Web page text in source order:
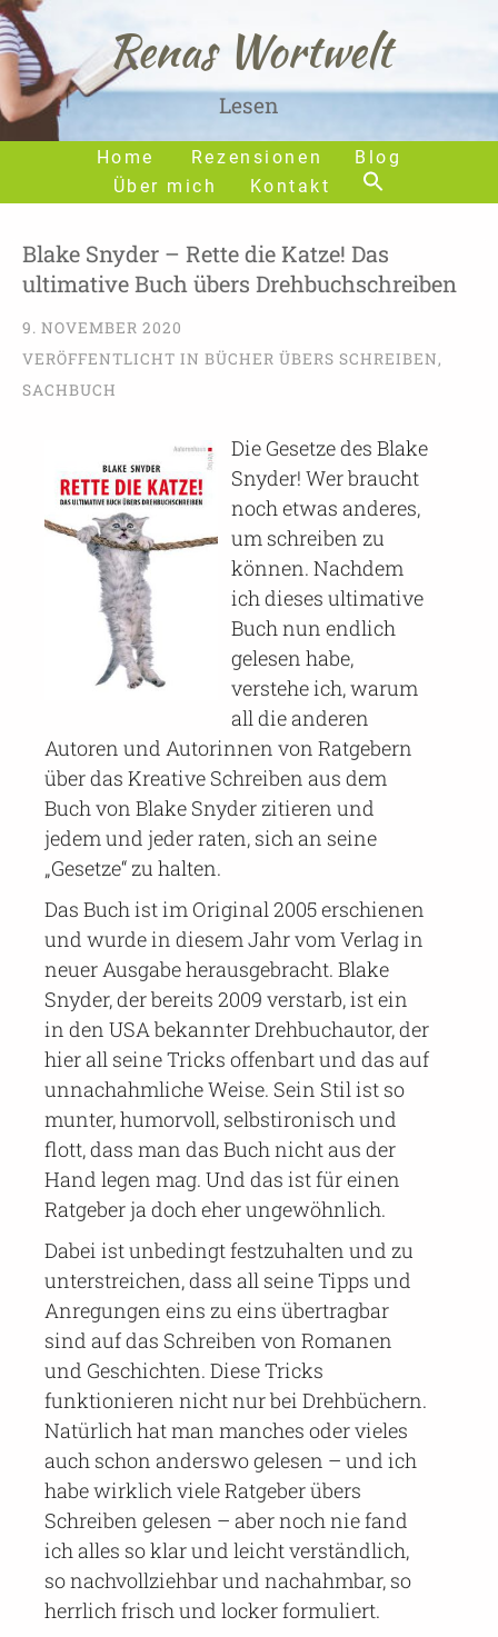
Home Rezensionen
Blog
Über mich
Kontakt
Renas Wortwelt
Lesen
Blake Snyder – Rette die Katze! Das
ultimative Buch übers Drehbuchschreiben
9. NOVEMBER 2020
VERÖFFENTLICHT IN BÜCHER ÜBERS SCHREIBEN,
SACHBUCH
Die Gesetze des Blake
Snyder! Wer braucht
noch etwas anderes,
um schreiben zu
können. Nachdem
ich dieses ultimative
Buch nun endlich
gelesen habe,
verstehe ich, warum
all die anderen
Autoren und Autorinnen von Ratgebern
über das Kreative Schreiben aus dem
Buch von Blake Snyder zitieren und
jedem und jeder raten, sich an seine
„Gesetze“ zu halten.
Das Buch ist im Original 2005 erschienen
und wurde in diesem Jahr vom Verlag in
neuer Ausgabe herausgebracht. Blake
Snyder, der bereits 2009 verstarb, ist ein
in den USA bekannter Drehbuchautor, der
hier all seine Tricks offenbart und das auf
unnachahmliche Weise. Sein Stil ist so
munter, humorvoll, selbstironisch und
flott, dass man das Buch nicht aus der
Hand legen mag. Und das ist für einen
Ratgeber ja doch eher ungewöhnlich.
Dabei ist unbedingt festzuhalten und zu
unterstreichen, dass all seine Tipps und
Anregungen eins zu eins übertragbar
sind auf das Schreiben von Romanen
und Geschichten. Diese Tricks
funktionieren nicht nur bei Drehbüchern.
Natürlich hat man manches oder vieles
auch schon anderswo gelesen – und ich
habe wirklich viele Ratgeber übers
Schreiben gelesen – aber noch nie fand
ich alles so klar und leicht verständlich,
so nachvollziehbar und nachahmbar, so
herrlich frisch und locker formuliert.